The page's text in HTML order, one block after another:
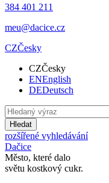
384 401 211
meu@dacice.cz
CZČesky
CZČesky
ENEnglish
DEDeutsch
Hledat
rozšířené vyhledávání
Dačice
Město, které dalo
světu kostkový cukr.